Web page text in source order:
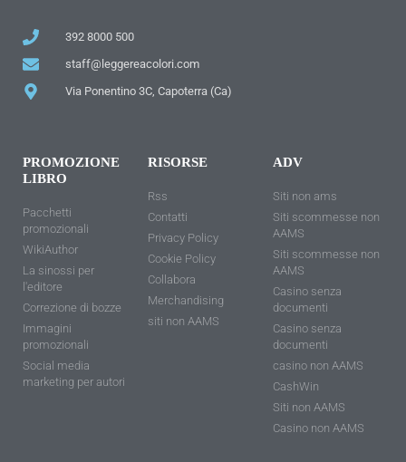
392 8000 500
staff@leggereacolori.com
Via Ponentino 3C, Capoterra (Ca)
PROMOZIONE
LIBRO
Pacchetti
promozionali
WikiAuthor
La sinossi per
l'editore
Correzione di bozze
Immagini
promozionali
Social media
marketing per autori
RISORSE
Rss
Contatti
Privacy Policy
Cookie Policy
Collabora
Merchandising
siti non AAMS
ADV
Siti non ams
Siti scommesse non
AAMS
Siti scommesse non
AAMS
Casino senza
documenti
Casino senza
documenti
casino non AAMS
CashWin
Siti non AAMS
Casino non AAMS